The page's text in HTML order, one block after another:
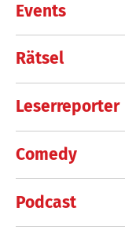
Events
Rätsel
Leserreporter
Comedy
Podcast